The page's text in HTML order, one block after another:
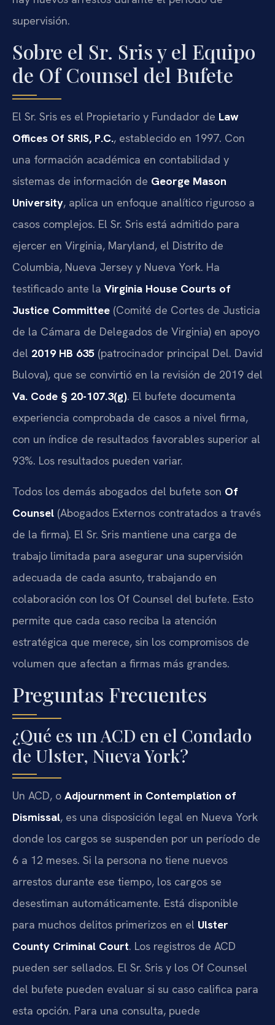
supervisión.
Sobre el Sr. Sris y el Equipo
de Of Counsel del Bufete
El Sr. Sris es el Propietario y Fundador de Law
Offices Of SRIS, P.C., establecido en 1997. Con
una formación académica en contabilidad y
sistemas de información de George Mason
University, aplica un enfoque analítico riguroso a
casos complejos. El Sr. Sris está admitido para
ejercer en Virginia, Maryland, el Distrito de
Columbia, Nueva Jersey y Nueva York. Ha
testificado ante la Virginia House Courts of
Justice Committee (Comité de Cortes de Justicia
de la Cámara de Delegados de Virginia) en apoyo
del 2019 HB 635 (patrocinador principal Del. David
Bulova), que se convirtió en la revisión de 2019 del
Va. Code § 20-107.3(g). El bufete documenta
experiencia comprobada de casos a nivel firma,
con un índice de resultados favorables superior al
93%. Los resultados pueden variar.
Todos los demás abogados del bufete son Of
Counsel (Abogados Externos contratados a través
de la firma). El Sr. Sris mantiene una carga de
trabajo limitada para asegurar una supervisión
adecuada de cada asunto, trabajando en
colaboración con los Of Counsel del bufete. Esto
permite que cada caso reciba la atención
estratégica que merece, sin los compromisos de
volumen que afectan a firmas más grandes.
Preguntas Frecuentes
¿Qué es un ACD en el Condado
de Ulster, Nueva York?
Un ACD, o Adjournment in Contemplation of
Dismissal, es una disposición legal en Nueva York
donde los cargos se suspenden por un período de
6 a 12 meses. Si la persona no tiene nuevos
arrestos durante ese tiempo, los cargos se
desestiman automáticamente. Está disponible
para muchos delitos primerizos en el Ulster
County Criminal Court. Los registros de ACD
pueden ser sellados. El Sr. Sris y los Of Counsel
del bufete pueden evaluar si su caso califica para
esta opción. Para una consulta, puede